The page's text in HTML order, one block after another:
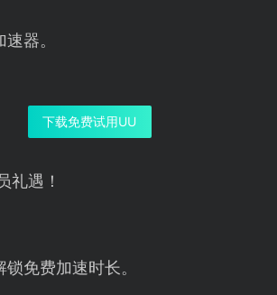
器。
下载免费试用UU
礼遇！
免费加速时长。